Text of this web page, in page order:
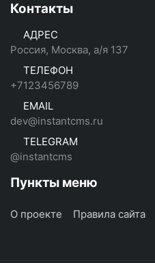
Контакты
АДРЕС
Россия, Москва, а/я 137
ТЕЛЕФОН
+7123456789
EMAIL
dev@instantcms.ru
TELEGRAM
@instantcms
Пункты меню
О проекте Правила сайта